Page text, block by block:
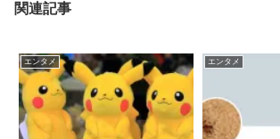
関連記事
エンタメ エンタメ